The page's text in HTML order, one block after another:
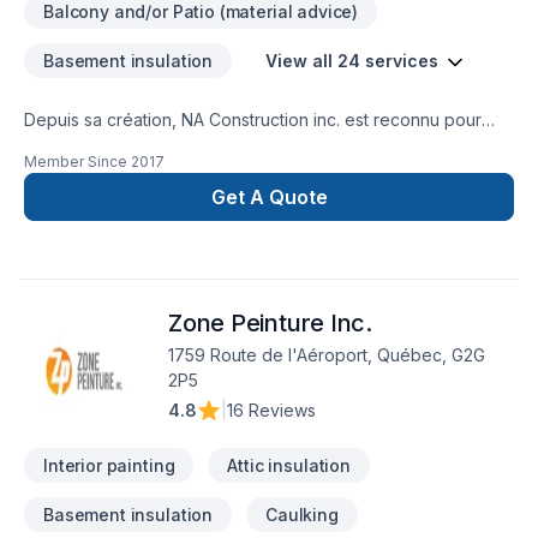
Balcony and/or Patio (material advice)
Basement insulation View all 24 services
Depuis sa création, NA Construction inc. est reconnu pour
Démolition, Entretien commercial, Entretien ménager, Gypse,
Insonorisation, Isolation mur, Isolation sous-sol, Patio,
Peinture, Pierres naturelles, Plancher, Salle de bain, Sous-sol,
accompagne à chaque étape, avec des conseils sur mesure
et un service clé en main irréprochable. Nous sommes
impatients de collaborer avec vous pour concrétiser votre
projet.
Member Since 2017
Get A Quote
Zone Peinture Inc.
1759 Route de l'Aéroport, Québec, G2G
2P5
4.8
16 Reviews
Interior painting Attic insulation
Basement insulation Caulking